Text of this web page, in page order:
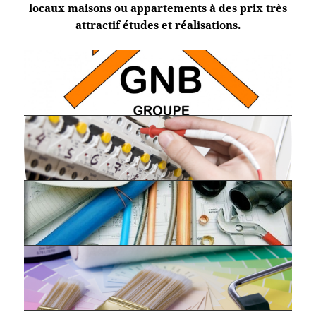
locaux maisons ou appartements à des prix très
attractif études et réalisations.